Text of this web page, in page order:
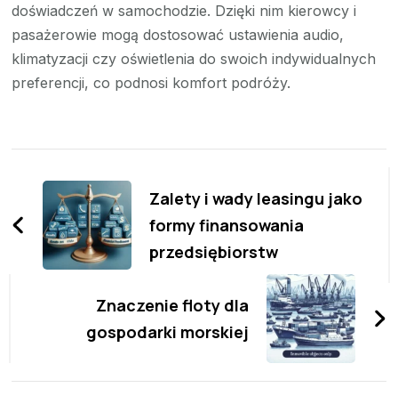
doświadczeń w samochodzie. Dzięki nim kierowcy i
pasażerowie mogą dostosować ustawienia audio,
klimatyzacji czy oświetlenia do swoich indywidualnych
preferencji, co podnosi komfort podróży.
wpisy
Zalety i wady leasingu jako
formy finansowania
przedsiębiorstw
Znaczenie floty dla
gospodarki morskiej